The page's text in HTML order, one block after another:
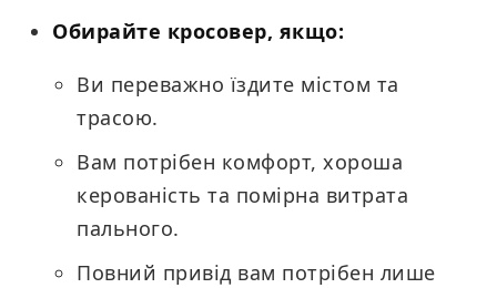
Обирайте кросовер, якщо:
Ви переважно їздите містом та
трасою.
Вам потрібен комфорт, хороша
керованість та помірна витрата
пального.
Повний привід вам потрібен лише